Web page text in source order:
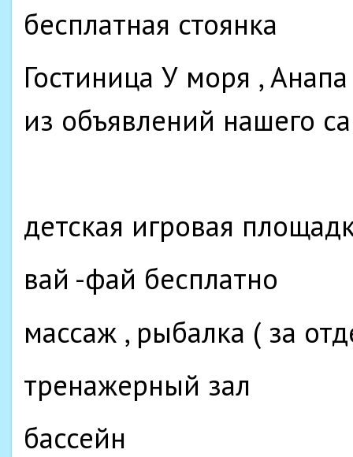
бесплатная стоянка
Гостиница У моря ,
из объявлений нашего
детская игровая
вай -фай бесплатно
массаж , рыбалка ( за
тренажерный зал
бассейн